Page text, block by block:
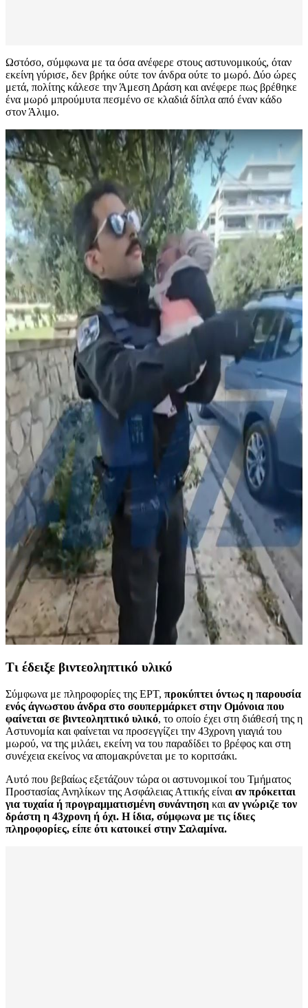
Ωστόσο, σύμφωνα με τα όσα ανέφερε στους αστυνομικούς, όταν
εκείνη γύρισε, δεν βρήκε ούτε τον άνδρα ούτε το μωρό. Δύο ώρες
μετά, πολίτης κάλεσε την Άμεση Δράση και ανέφερε πως βρέθηκε
ένα μωρό μπρούμυτα πεσμένο σε κλαδιά δίπλα από έναν κάδο
στον Άλιμο.
Τι έδειξε βιντεοληπτικό υλικό
Σύμφωνα με πληροφορίες της ΕΡΤ, προκύπτει όντως η παρουσία
ενός άγνωστου άνδρα στο σουπερμάρκετ στην Ομόνοια που
φαίνεται σε βιντεοληπτικό υλικό, το οποίο έχει στη διάθεσή της η
Αστυνομία και φαίνεται να προσεγγίζει την 43χρονη γιαγιά του
μωρού, να της μιλάει, εκείνη να του παραδίδει το βρέφος και στη
συνέχεια εκείνος να απομακρύνεται με το κοριτσάκι.
Αυτό που βεβαίως εξετάζουν τώρα οι αστυνομικοί του Τμήματος
Προστασίας Ανηλίκων της Ασφάλειας Αττικής είναι αν πρόκειται
για τυχαία ή προγραμματισμένη συνάντηση και αν γνώριζε τον
δράστη η 43χρονη ή όχι. Η ίδια, σύμφωνα με τις ίδιες
πληροφορίες, είπε ότι κατοικεί στην Σαλαμίνα.